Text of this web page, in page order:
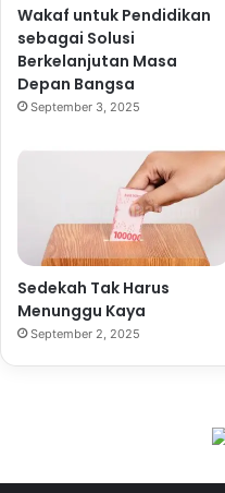
Wakaf untuk Pendidikan
sebagai Solusi
Berkelanjutan Masa
Depan Bangsa
September 3, 2025
Sedekah Tak Harus
Menunggu Kaya
September 2, 2025